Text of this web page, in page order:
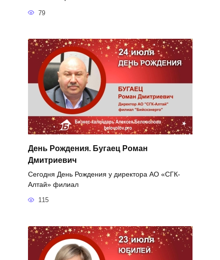
79
День Рождения. Бугаец Роман
Дмитриевич
Сегодня День Рождения у директора АО «СГК-
Алтай» филиал
115